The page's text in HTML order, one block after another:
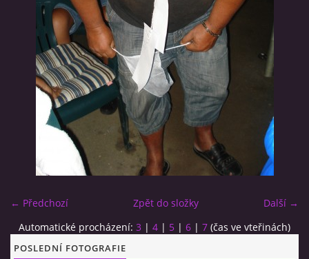
VIDLÁCKÝ VÍCEBOJ 2020 - VIDEO
CO SI U NÁS DÁTE?
STUDENÁ KUCHYNĚ
FOTOALBUM
CESTA KOLEM SVĚTA 2014 - VIDEO
VIDLÁCKÝ VÍCEBOJ 2023
← Předchozí Další →
Zpět do složky
Automatické procházení: 3 | 4 | 5 | 6 | 7 (čas ve vteřinách)
POSLEDNÍ FOTOGRAFIE